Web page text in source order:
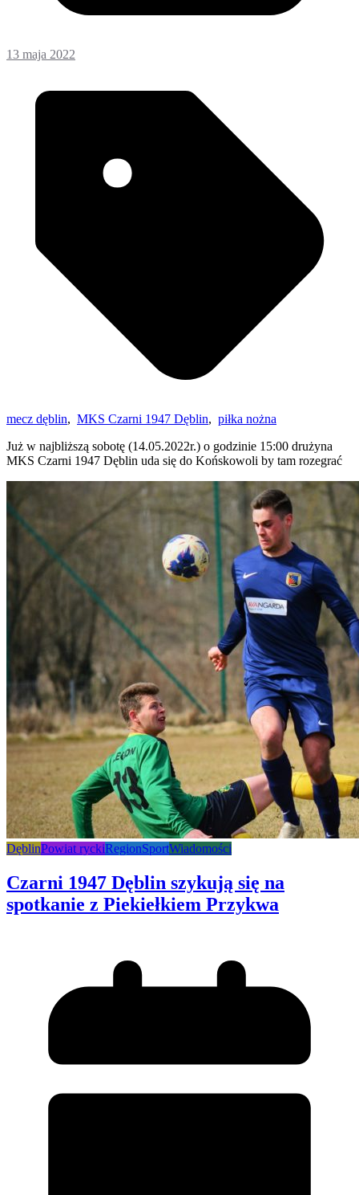
13 maja 2022
mecz dęblin, MKS Czarni 1947 Dęblin, piłka nożna
Już w najbliższą sobotę (14.05.2022r.) o godzinie 15:00 drużyna
MKS Czarni 1947 Dęblin uda się do Końskowoli by tam rozegrać
DęblinPowiat ryckiRegionSportWiadomości
Czarni 1947 Dęblin szykują się na
spotkanie z Piekiełkiem Przykwa